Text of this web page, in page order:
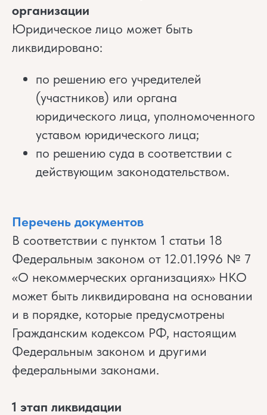
организации
Юридическое лицо может быть
ликвидировано:
по решению его учредителей
(участников) или органа
юридического лица, уполномоченного
уставом юридического лица;
по решению суда в соответствии с
действующим законодательством.
Перечень документов
В соответствии с пунктом 1 статьи 18
Федеральным законом от 12.01.1996 № 7
«О некоммерческих организациях» НКО
может быть ликвидирована на основании
и в порядке, которые предусмотрены
Гражданским кодексом РФ, настоящим
Федеральным законом и другими
федеральными законами.
1 этап ликвидации